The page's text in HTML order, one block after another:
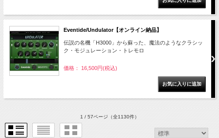
Eventide/Undulator【オンライン納品】
伝説の名機「H3000」から蘇った、魔法のようなクラシッ
ク・モジュレーション・トレモロ
価格： 16,500円(税込)
1 / 57ページ（全1130件）